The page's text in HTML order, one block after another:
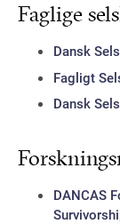
Faglige
Dansk
Fagligt
Dansk
DANCAS